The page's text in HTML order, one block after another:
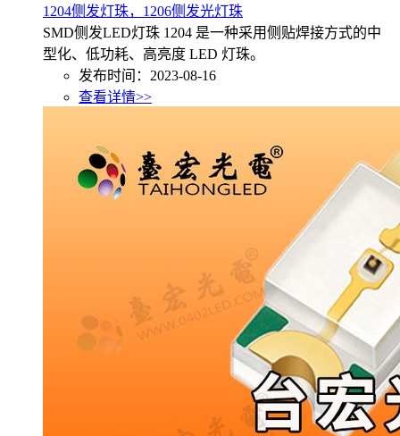
1204侧发灯珠，1206侧发光灯珠
SMD侧发LED灯珠 1204 是一种采用侧贴焊接方式的中
型化、低功耗、高亮度 LED 灯珠。
发布时间：2023-08-16
查看详情>>